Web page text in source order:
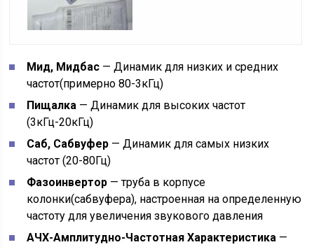
Мид, Мидбас — Динамик для низких и средних
частот(примерно 80-3кГц)
Пищалка — Динамик для высоких частот
(3кГц-20кГц)
Саб, Сабвуфер — Динамик для самых низких
частот (20-80Гц)
Фазоинвертор — труба в корпусе
колонки(сабвуфера), настроенная на определенную
частоту для увеличения звукового давления
АЧХ-Амплитудно-Частотная Характеристика —